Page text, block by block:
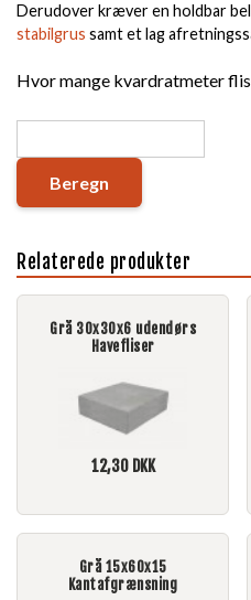
Derudover kræver en holdbar
stabilgrus samt et lag
Hvor mange kvardratmeter
Beregn
Relaterede produkter
Grå 30x30x6 udendørs
Havefliser
12,30DKK
Grå 15x60x15
Kantafgrænsning